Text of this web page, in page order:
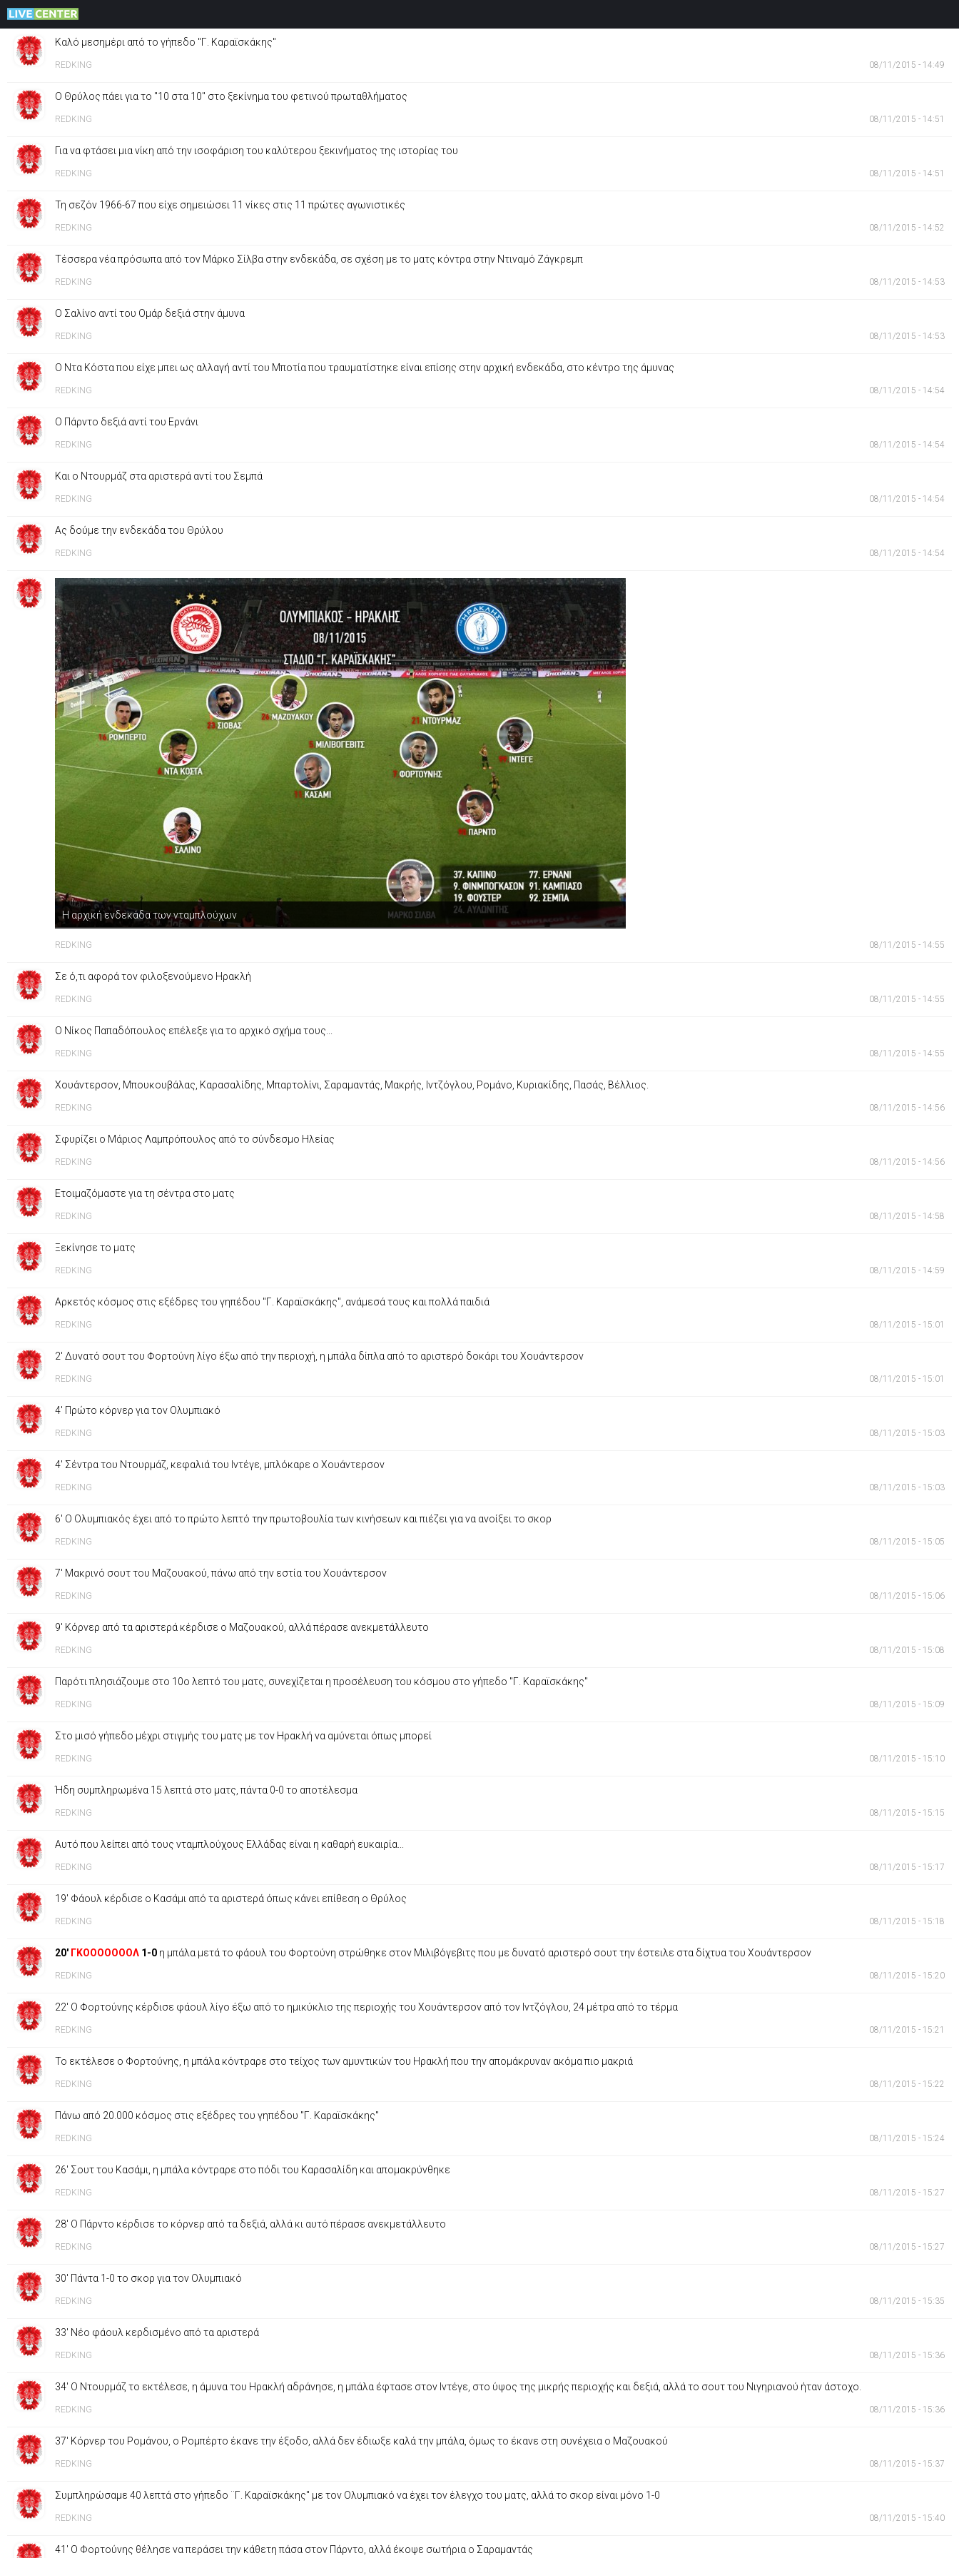
Καλό μεσημέρι από το γήπεδο "Γ. Καραϊσκάκης"
REDKING 08/11/2015 - 14:49
Ο Θρύλος πάει για το "10 στα 10" στο ξεκίνημα του φετινού πρωταθλήματος
REDKING 08/11/2015 - 14:51
Για να φτάσει μια νίκη από την ισοφάριση του καλύτερου ξεκινήματος της ιστορίας του
REDKING 08/11/2015 - 14:51
Τη σεζόν 1966-67 που είχε σημειώσει 11 νίκες στις 11 πρώτες αγωνιστικές
REDKING 08/11/2015 - 14:52
Τέσσερα νέα πρόσωπα από τον Μάρκο Σίλβα στην ενδεκάδα, σε σχέση με το ματς κόντρα στην Ντιναμό Ζάγκρεμπ
REDKING 08/11/2015 - 14:53
Ο Σαλίνο αντί του Ομάρ δεξιά στην άμυνα
REDKING 08/11/2015 - 14:53
Ο Ντα Κόστα που είχε μπει ως αλλαγή αντί του Μποτία που τραυματίστηκε είναι επίσης στην αρχική ενδεκάδα, στο κέντρο της άμυνας
REDKING 08/11/2015 - 14:54
Ο Πάρντο δεξιά αντί του Ερνάνι
REDKING 08/11/2015 - 14:54
Και ο Ντουρμάζ στα αριστερά αντί του Σεμπά
REDKING 08/11/2015 - 14:54
Ας δούμε την ενδεκάδα του Θρύλου
REDKING 08/11/2015 - 14:54
Η αρχική ενδεκάδα των νταμπλούχων
REDKING 08/11/2015 - 14:55
Σε ό,τι αφορά τον φιλοξενούμενο Ηρακλή
REDKING 08/11/2015 - 14:55
Ο Νίκος Παπαδόπουλος επέλεξε για το αρχικό σχήμα τους...
REDKING 08/11/2015 - 14:55
Χουάντερσον, Μπουκουβάλας, Καρασαλίδης, Μπαρτολίνι, Σαραμαντάς, Μακρής, Ιντζόγλου, Ρομάνο, Κυριακίδης, Πασάς, Βέλλιος.
REDKING 08/11/2015 - 14:56
Σφυρίζει ο Μάριος Λαμπρόπουλος από το σύνδεσμο Ηλείας
REDKING 08/11/2015 - 14:56
Ετοιμαζόμαστε για τη σέντρα στο ματς
REDKING 08/11/2015 - 14:58
Ξεκίνησε το ματς
REDKING 08/11/2015 - 14:59
Αρκετός κόσμος στις εξέδρες του γηπέδου "Γ. Καραϊσκάκης", ανάμεσά τους και πολλά παιδιά
REDKING 08/11/2015 - 15:01
2' Δυνατό σουτ του Φορτούνη λίγο έξω από την περιοχή, η μπάλα δίπλα από το αριστερό δοκάρι του Χουάντερσον
REDKING 08/11/2015 - 15:01
4' Πρώτο κόρνερ για τον Ολυμπιακό
REDKING 08/11/2015 - 15:03
4' Σέντρα του Ντουρμάζ, κεφαλιά του Ιντέγε, μπλόκαρε ο Χουάντερσον
REDKING 08/11/2015 - 15:03
6' Ο Ολυμπιακός έχει από το πρώτο λεπτό την πρωτοβουλία των κινήσεων και πιέζει για να ανοίξει το σκορ
REDKING 08/11/2015 - 15:05
7' Μακρινό σουτ του Μαζουακού, πάνω από την εστία του Χουάντερσον
REDKING 08/11/2015 - 15:06
9' Κόρνερ από τα αριστερά κέρδισε ο Μαζουακού, αλλά πέρασε ανεκμετάλλευτο
REDKING 08/11/2015 - 15:08
Παρότι πλησιάζουμε στο 10ο λεπτό του ματς, συνεχίζεται η προσέλευση του κόσμου στο γήπεδο "Γ. Καραϊσκάκης"
REDKING 08/11/2015 - 15:09
Στο μισό γήπεδο μέχρι στιγμής του ματς με τον Ηρακλή να αμύνεται όπως μπορεί
REDKING 08/11/2015 - 15:10
Ήδη συμπληρωμένα 15 λεπτά στο ματς, πάντα 0-0 το αποτέλεσμα
REDKING 08/11/2015 - 15:15
Αυτό που λείπει από τους νταμπλούχους Ελλάδας είναι η καθαρή ευκαιρία...
REDKING 08/11/2015 - 15:17
19' Φάουλ κέρδισε ο Κασάμι από τα αριστερά όπως κάνει επίθεση ο Θρύλος
REDKING 08/11/2015 - 15:18
20' ΓΚΟΟΟΟΟΟΟΛ 1-0 η μπάλα μετά το φάουλ του Φορτούνη στρώθηκε στον Μιλιβόγεβιτς που με δυνατό αριστερό σουτ την έστειλε στα δίχτυα του Χουάντερσον
REDKING 08/11/2015 - 15:20
22' Ο Φορτούνης κέρδισε φάουλ λίγο έξω από το ημικύκλιο της περιοχής του Χουάντερσον από τον Ιντζόγλου, 24 μέτρα από το τέρμα
REDKING 08/11/2015 - 15:21
Το εκτέλεσε ο Φορτούνης, η μπάλα κόντραρε στο τείχος των αμυντικών του Ηρακλή που την απομάκρυναν ακόμα πιο μακριά
REDKING 08/11/2015 - 15:22
Πάνω από 20.000 κόσμος στις εξέδρες του γηπέδου "Γ. Καραϊσκάκης"
REDKING 08/11/2015 - 15:24
26' Σουτ του Κασάμι, η μπάλα κόντραρε στο πόδι του Καρασαλίδη και απομακρύνθηκε
REDKING 08/11/2015 - 15:27
28' Ο Πάρντο κέρδισε το κόρνερ από τα δεξιά, αλλά κι αυτό πέρασε ανεκμετάλλευτο
REDKING 08/11/2015 - 15:27
30' Πάντα 1-0 το σκορ για τον Ολυμπιακό
REDKING 08/11/2015 - 15:35
33' Νέο φάουλ κερδισμένο από τα αριστερά
REDKING 08/11/2015 - 15:36
34' Ο Ντουρμάζ το εκτέλεσε, η άμυνα του Ηρακλή αδράνησε, η μπάλα έφτασε στον Ιντέγε, στο ύψος της μικρής περιοχής και δεξιά, αλλά το σουτ του Νιγηριανού ήταν άστοχο.
REDKING 08/11/2015 - 15:36
37' Κόρνερ του Ρομάνου, ο Ρομπέρτο έκανε την έξοδο, αλλά δεν έδιωξε καλά την μπάλα, όμως το έκανε στη συνέχεια ο Μαζουακού
REDKING 08/11/2015 - 15:37
Συμπληρώσαμε 40 λεπτά στο γήπεδο ¨Γ. Καραϊσκάκης" με τον Ολυμπιακό να έχει τον έλεγχο του ματς, αλλά το σκορ είναι μόνο 1-0
REDKING 08/11/2015 - 15:40
41' Ο Φορτούνης θέλησε να περάσει την κάθετη πάσα στον Πάρντο, αλλά έκοψε σωτήρια ο Σαραμαντάς